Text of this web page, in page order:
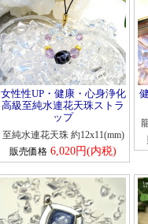
女性性UP・健康・心身浄化
高級至純水連花天珠ストラ
ップ
至純水連花天珠 約12x11(mm)
販売価格 6,020円(内税)